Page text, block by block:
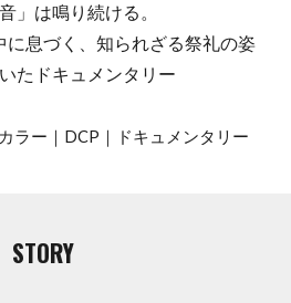
」は鳴り続ける。
に息づく、知られざる祭礼の姿
たドキュメンタリー
ラー｜DCP｜ドキュメンタリー
STORY